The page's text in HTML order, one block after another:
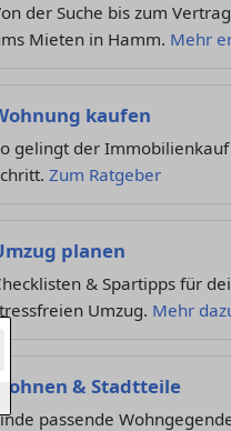
der Suche bis zum
Mieten in Hamm. Mehr
kaufen
gelingt der
Zum Ratgeber
planen
& Spartipps für
Umzug. Mehr
Wohnen & Stadtteile
passende